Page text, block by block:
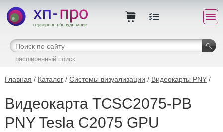
расширенный поиск
Главная / Каталог / Системы визуализации / Видеокарты PNY /
Видеокарта TCSC2075-PB
PNY Tesla C2075 GPU